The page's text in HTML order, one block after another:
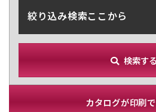
絞り込み検索ここから
検索する
カタログが印刷